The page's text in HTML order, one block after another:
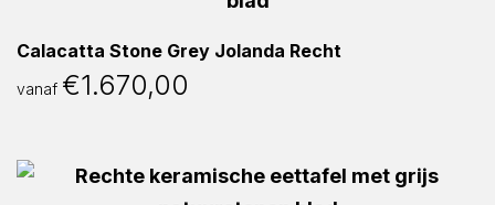
Calacatta Stone Grey Jolanda Recht
vanaf €1.670,00